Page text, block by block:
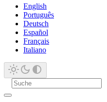
English
Português
Deutsch
Español
Français
Italiano